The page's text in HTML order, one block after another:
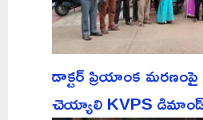
డాక్టర్ ప్రియాంక
చెయ్యాలి KVPS